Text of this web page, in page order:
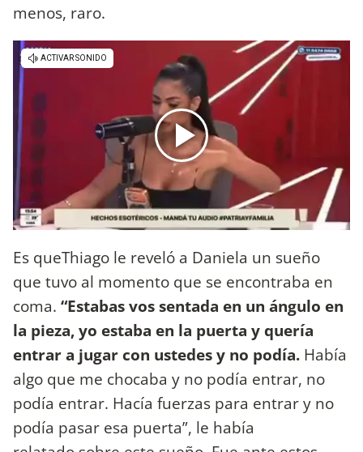
menos, raro.
Es queThiago le reveló a Daniela un sueño
que tuvo al momento que se encontraba en
coma. “Estabas vos sentada en un ángulo en
la pieza, yo estaba en la puerta y quería
entrar a jugar con ustedes y no podía. Había
algo que me chocaba y no podía entrar, no
podía entrar. Hacía fuerzas para entrar y no
podía pasar esa puerta”, le había